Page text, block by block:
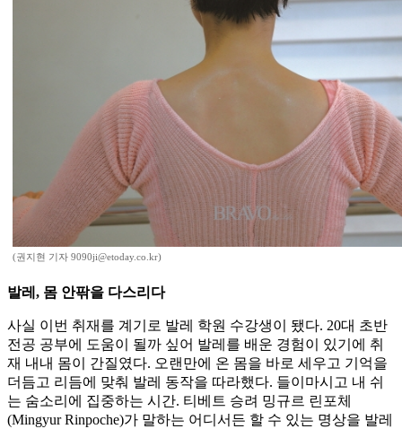
(권지현 기자 9090ji@etoday.co.kr)
발레, 몸 안팎을 다스리다
사실 이번 취재를 계기로 발레 학원 수강생이 됐다. 20대 초반
전공 공부에 도움이 될까 싶어 발레를 배운 경험이 있기에 취
재 내내 몸이 간질였다. 오랜만에 온 몸을 바로 세우고 기억을
더듬고 리듬에 맞춰 발레 동작을 따라했다. 들이마시고 내 쉬
는 숨소리에 집중하는 시간. 티베트 승려 밍규르 린포체
(Mingyur Rinpoche)가 말하는 어디서든 할 수 있는 명상을 발레